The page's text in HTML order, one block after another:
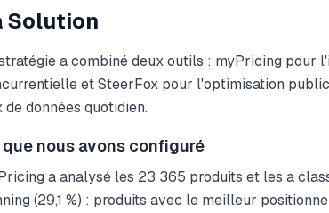
Solution
a combiné deux outils : myPricing pour
et SteerFox pour l'optimisation
de données quotidien.
que nous avons configuré
a analysé les 23 365 produits et les a
(29,1 %) : produits avec le meilleur